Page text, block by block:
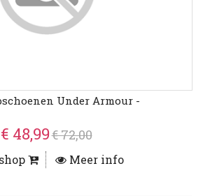
Under Armour -
€ 48,99€ 72,00
Meer info